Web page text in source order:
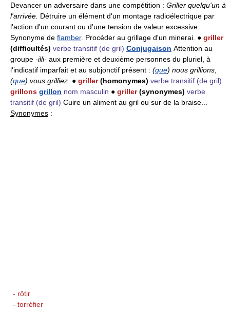
Devancer un adversaire dans une compétition : Griller quelqu'un à
l'arrivée. Détruire un élément d'un montage radioélectrique par
l'action d'un courant ou d'une tension de valeur excessive.
Synonyme de flamber. Procéder au grillage d'un minerai. ● griller
(difficultés) verbe transitif (de gril) Conjugaison Attention au
groupe -illi- aux première et deuxième personnes du pluriel, à
l'indicatif imparfait et au subjonctif présent : (que) nous grillions
(que) vous grilliez . ● griller(homonymes) verbe transitif (de gril)
grillons grillon nom masculin ● griller(synonymes) verbe
transitif (de gril) Cuire un aliment au gril ou sur de la braise...
Synonymes :
- rôtir
- torréfier